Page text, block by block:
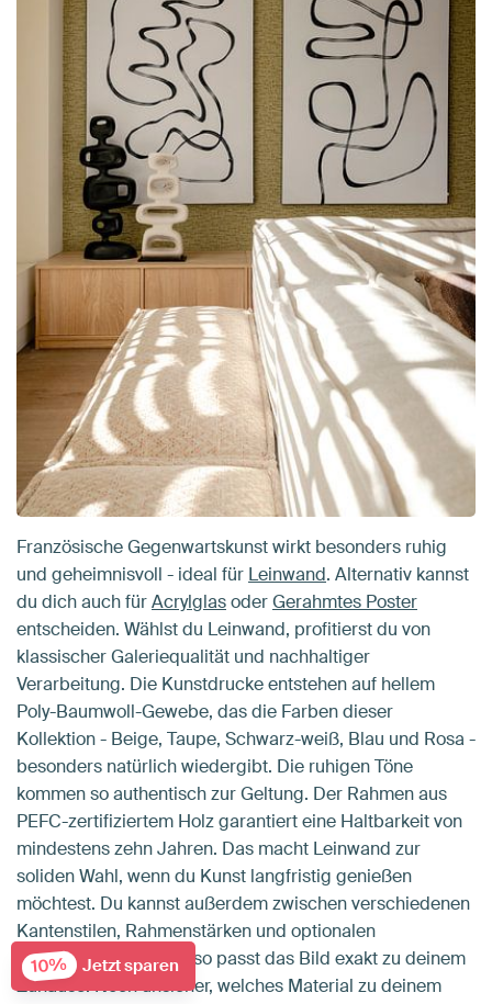
Französische Gegenwartskunst wirkt besonders ruhig
und geheimnisvoll - ideal für Leinwand. Alternativ kannst
du dich auch fürAcrylglasoderGerahmtes Poster
entscheiden. Wählst du Leinwand, profitierst du von
klassischer Galeriequalität und nachhaltiger
Verarbeitung. Die Kunstdrucke entstehen auf hellem
Poly-Baumwoll-Gewebe, das die Farben dieser
Kollektion - Beige, Taupe, Schwarz-weiß, Blau und Rosa -
besonders natürlich wiedergibt. Die ruhigen Töne
kommen so authentisch zur Geltung. Der Rahmen aus
PEFC-zertifiziertem Holz garantiert eine Haltbarkeit von
mindestens zehn Jahren. Das macht Leinwand zur
soliden Wahl, wenn du Kunst langfristig genießen
möchtest. Du kannst außerdem zwischen verschiedenen
Kantenstilen, Rahmenstärken und optionalen
Holzrändern wählen - so passt das Bild exakt zu deinem
Zuhause. Noch unsicher, welches Material zu deinem
10% Jetzt sparen